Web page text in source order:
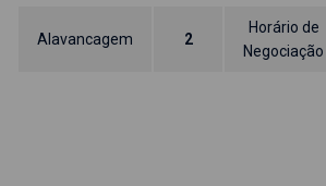
Alavancagem 2
Horário de
Negociação